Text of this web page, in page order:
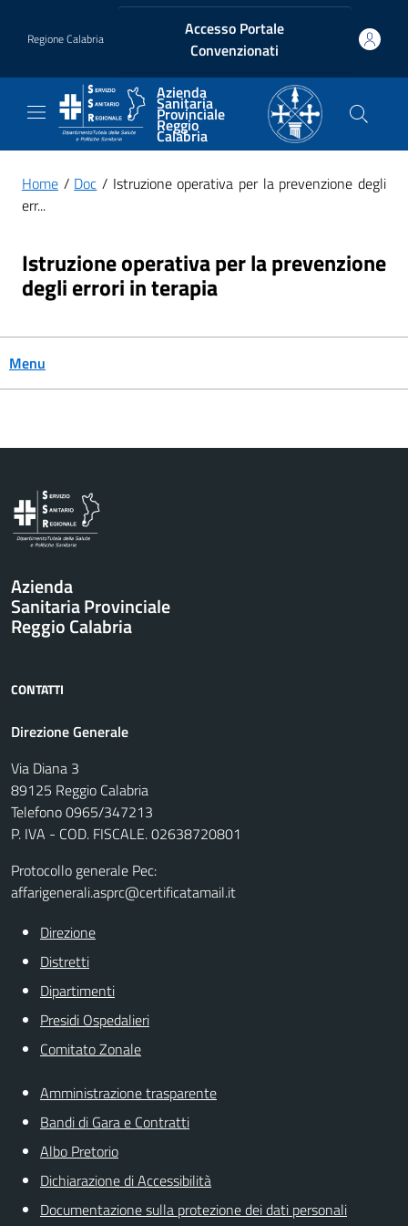
Regione Calabria
Accesso Portale
Convenzionati
Azienda
Sanitaria
Provinciale
Reggio
Calabria
Home / Doc / Istruzione operativa per la prevenzione degli
err...
Istruzione operativa per la prevenzione
degli errori in terapia
Menu
Azienda
Sanitaria Provinciale
Reggio Calabria
CONTATTI
Direzione Generale
Via Diana 3
89125 Reggio Calabria
Telefono 0965/347213
P. IVA - COD. FISCALE. 02638720801
Protocollo generale Pec:
affarigenerali.asprc@certificatamail.it
Direzione
Distretti
Dipartimenti
Presidi Ospedalieri
Comitato Zonale
Amministrazione trasparente
Bandi di Gara e Contratti
Albo Pretorio
Dichiarazione di Accessibilità
Documentazione sulla protezione dei dati personali